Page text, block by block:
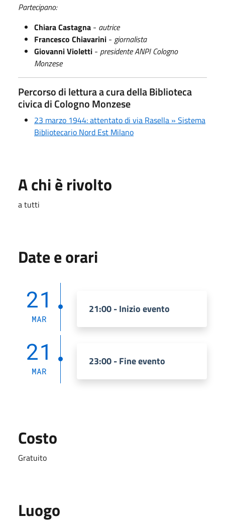
Partecipano:
Chiara Castagna - autrice
Francesco Chiavarini - giornalista
Giovanni Violetti - presidente ANPI Cologno
Monzese
Percorso di lettura a cura della Biblioteca
civica di Cologno Monzese
23 marzo 1944: attentato di via Rasella » Sistema
Bibliotecario Nord Est Milano
A chi è rivolto
a tutti
Date e orari
21
MAR
21:00 - Inizio evento
21
MAR
23:00 - Fine evento
Costo
Gratuito
Luogo